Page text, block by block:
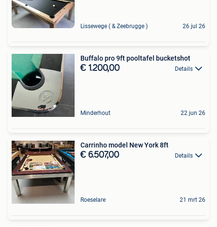
Lissewege ( & Zeebrugge ) 26 jul 26
Buffalo pro 9ft pooltafel bucketshot
€ 1.200,00 Details
Minderhout 22 jun 26
Carrinho model New York 8ft
€ 6.507,00 Details
Roeselare 21 mrt 26